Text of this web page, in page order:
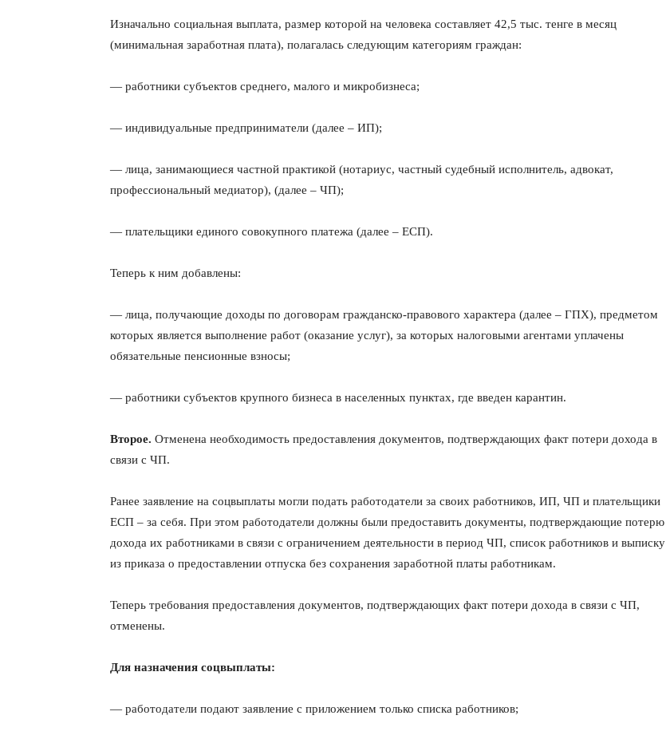
Изначально социальная выплата, размер которой на человека составляет 42,5 тыс. тенге в месяц
(минимальная заработная плата), полагалась следующим категориям граждан:
— работники субъектов среднего, малого и микробизнеса;
— индивидуальные предприниматели (далее – ИП);
— лица, занимающиеся частной практикой (нотариус, частный судебный исполнитель, адвокат,
профессиональный медиатор), (далее – ЧП);
— плательщики единого совокупного платежа (далее – ЕСП).
Теперь к ним добавлены:
— лица, получающие доходы по договорам гражданско-правового характера (далее – ГПХ), предметом
которых является выполнение работ (оказание услуг), за которых налоговыми агентами уплачены
обязательные пенсионные взносы;
— работники субъектов крупного бизнеса в населенных пунктах, где введен карантин.
Второе. Отменена необходимость предоставления документов, подтверждающих факт потери дохода в
связи с ЧП.
Ранее заявление на соцвыплаты могли подать работодатели за своих работников, ИП, ЧП и плательщики
ЕСП – за себя. При этом работодатели должны были предоставить документы, подтверждающие потерю
дохода их работниками в связи с ограничением деятельности в период ЧП, список работников и выписку
из приказа о предоставлении отпуска без сохранения заработной платы работникам.
Теперь требования предоставления документов, подтверждающих факт потери дохода в связи с ЧП,
отменены.
Для назначения соцвыплаты:
— работодатели подают заявление с приложением только списка работников;